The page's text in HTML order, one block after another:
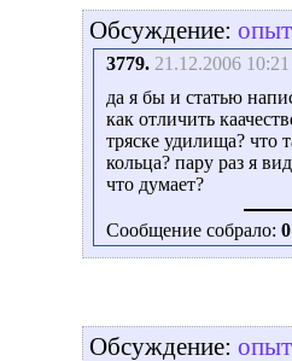
Обсуждение:
3779. 21.12.2006 10:21
да я бы и статью
как отличить
тряске удилища? что
кольца? пару раз я
что думает?
Сообщение собрало: 0
Обсуждение: